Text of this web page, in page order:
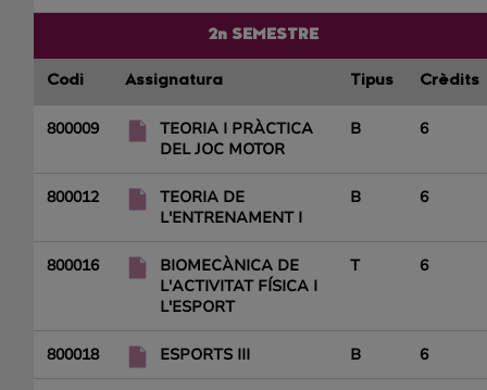
2n SEMESTRE
Codi Assignatura Tipus Crèdits
800009
TEORIA I PRÀCTICA
DEL JOC MOTOR
B 6
800012
TEORIA DE
L'ENTRENAMENT I
B 6
800016
BIOMECÀNICA DE
L'ACTIVITAT FÍSICA I
L'ESPORT
T 6
800018 ESPORTS III B 6